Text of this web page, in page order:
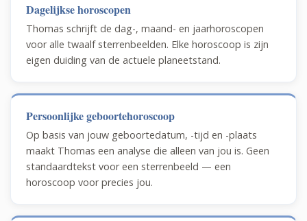
Dagelijkse horoscopen
Thomas schrijft de dag-, maand- en jaarhoroscopen
voor alle twaalf sterrenbeelden. Elke horoscoop is zijn
eigen duiding van de actuele planeetstand.
Persoonlijke geboortehoroscoop
Op basis van jouw geboortedatum, -tijd en -plaats
maakt Thomas een analyse die alleen van jou is. Geen
standaardtekst voor een sterrenbeeld — een
horoscoop voor precies jou.